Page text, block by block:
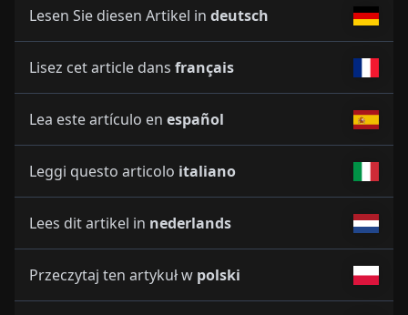
Lesen Sie diesen Artikel in deutsch
Lisez cet article dans français
Lea este artículo en español
Leggi questo articolo italiano
Lees dit artikel in nederlands
Przeczytaj ten artykuł w polski